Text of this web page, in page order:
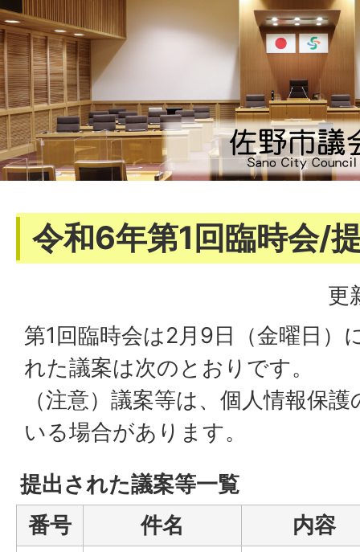
令和6年第1回臨時会/
更
第1回臨時会は2月9日（金曜日）
れた議案は次のとおりです。
（注意）議案等は、個人情報保
いる場合があります。
提出された議案等一覧
番号
件名
内容